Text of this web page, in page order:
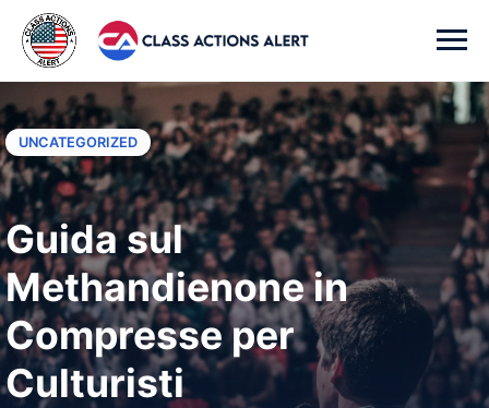
UNCATEGORIZED
Guida sul
Methandienone in
Compresse per
Culturisti